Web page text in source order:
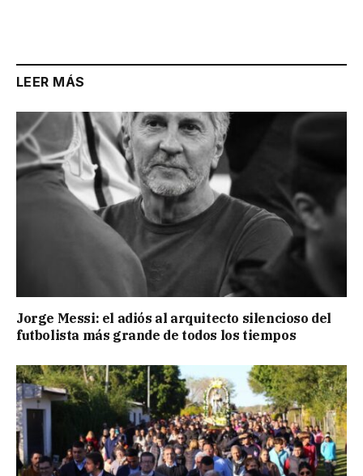
LEER MÁS
Jorge Messi: el adiós al arquitecto silencioso del
futbolista más grande de todos los tiempos